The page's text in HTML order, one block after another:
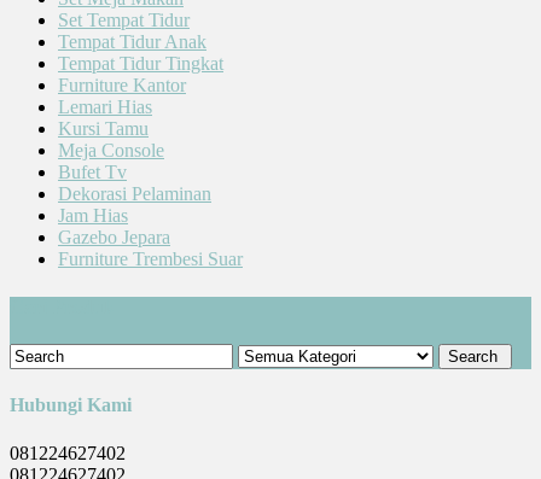
Set Tempat Tidur
Tempat Tidur Anak
Tempat Tidur Tingkat
Furniture Kantor
Lemari Hias
Kursi Tamu
Meja Console
Bufet Tv
Dekorasi Pelaminan
Jam Hias
Gazebo Jepara
Furniture Trembesi Suar
Hubungi Kami
081224627402
081224627402